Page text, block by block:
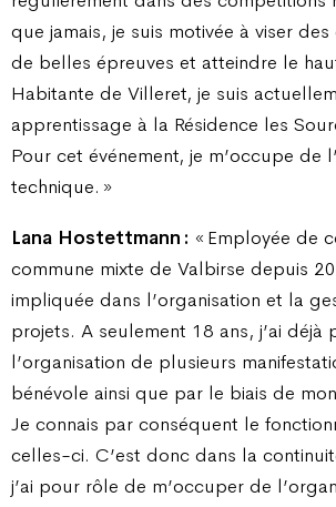
que jamais, je suis motivée à viser
de belles épreuves et atteindre le
Habitante de Villeret, je suis
apprentissage à la Résidence les
Pour cet événement, je m’occupe de
technique. »
Lana Hostettmann : « Employée de
commune mixte de Valbirse depuis
impliquée dans l’organisation et la
projets. A seulement 18 ans, j’ai déjà
l’organisation de plusieurs
bénévole ainsi que par le biais de
Je connais par conséquent le
celles-ci. C’est donc dans la
j’ai pour rôle de m’occuper de